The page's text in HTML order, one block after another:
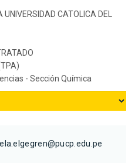
CATOLICA DEL
- Sección Química